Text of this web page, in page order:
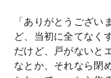
「ありがとうござ
ど、当初に全てなく
だけど、戸がないと
なとか、それなら閉